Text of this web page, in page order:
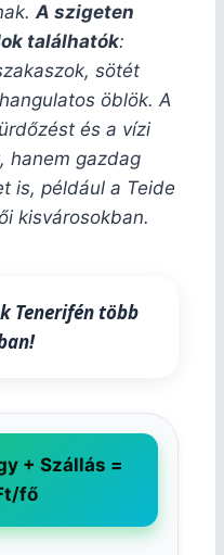
A szigeten
találhatók:
sötét
öblök. A
és a vízi
hanem gazdag
is, például a Teide
kisvárosokban.
Tenerifén több
+ Szállás =
fő